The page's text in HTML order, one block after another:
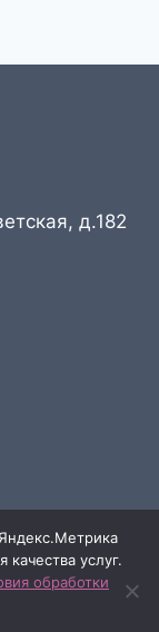
д.182
услуг.
обработки